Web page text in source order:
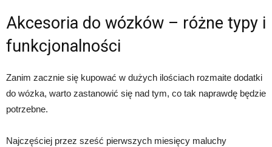
Akcesoria do wózków – różne typy i
funkcjonalności
Zanim zacznie się kupować w dużych ilościach rozmaite dodatki
do wózka, warto zastanowić się nad tym, co tak naprawdę będzie
potrzebne.
Najczęściej przez sześć pierwszych miesięcy maluchy